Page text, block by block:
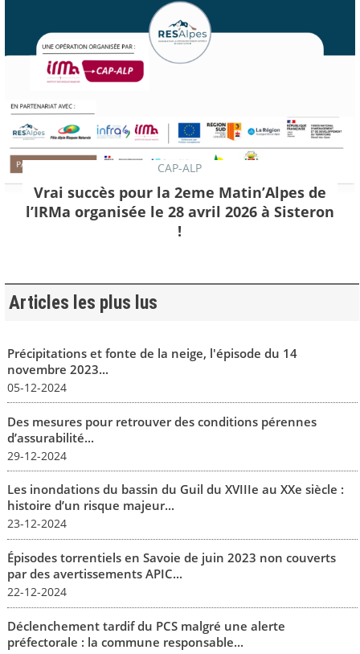
CAP-ALP
Vrai succès pour la 2eme Matin’Alpes de
l’IRMa organisée le 28 avril 2026 à Sisteron
!
Articles les plus lus
Précipitations et fonte de la neige, l'épisode du 14
novembre 2023...
05-12-2024
Des mesures pour retrouver des conditions pérennes
d’assurabilité...
29-12-2024
Les inondations du bassin du Guil du XVIIIe au XXe siècle :
histoire d’un risque majeur...
23-12-2024
Épisodes torrentiels en Savoie de juin 2023 non couverts
par des avertissements APIC...
22-12-2024
Déclenchement tardif du PCS malgré une alerte
préfectorale : la commune responsable...